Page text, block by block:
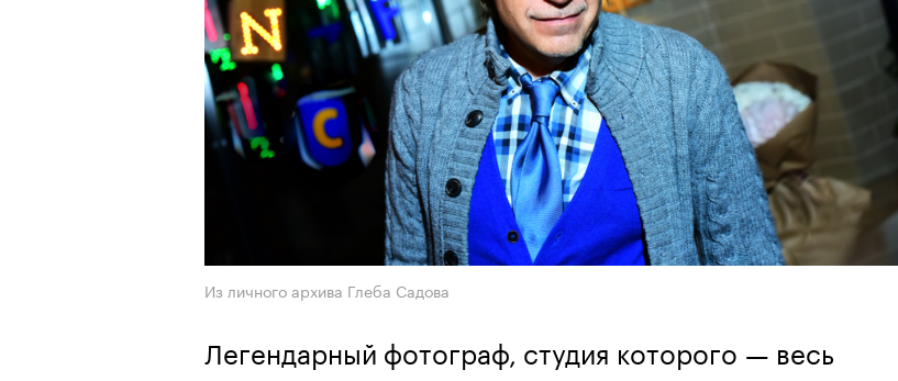
Из личного архива Глеба Садова
Легендарный фотограф, студия которого — весь